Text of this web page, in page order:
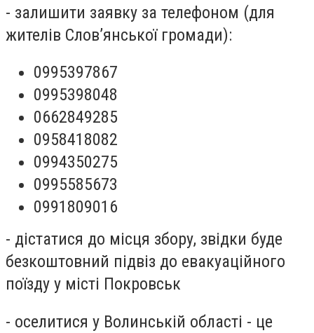
- залишити заявку за телефоном (для
жителів Слов’янської громади):
0995397867
0995398048
0662849285
0958418082
0994350275
0995585673
0991809016
- дістатися до місця збору, звідки буде
безкоштовний підвіз до евакуаційного
поїзду у місті Покровськ
- оселитися у Волинській області - це